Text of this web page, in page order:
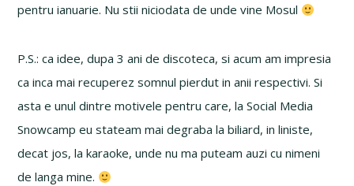
pentru ianuarie. Nu stii niciodata de unde vine Mosul
P.S.: ca idee, dupa 3 ani de discoteca, si acum am impresia
ca inca mai recuperez somnul pierdut in anii respectivi. Si
asta e unul dintre motivele pentru care, la Social Media
Snowcamp eu stateam mai degraba la biliard, in liniste,
decat jos, la karaoke, unde nu ma puteam auzi cu nimeni
de langa mine.